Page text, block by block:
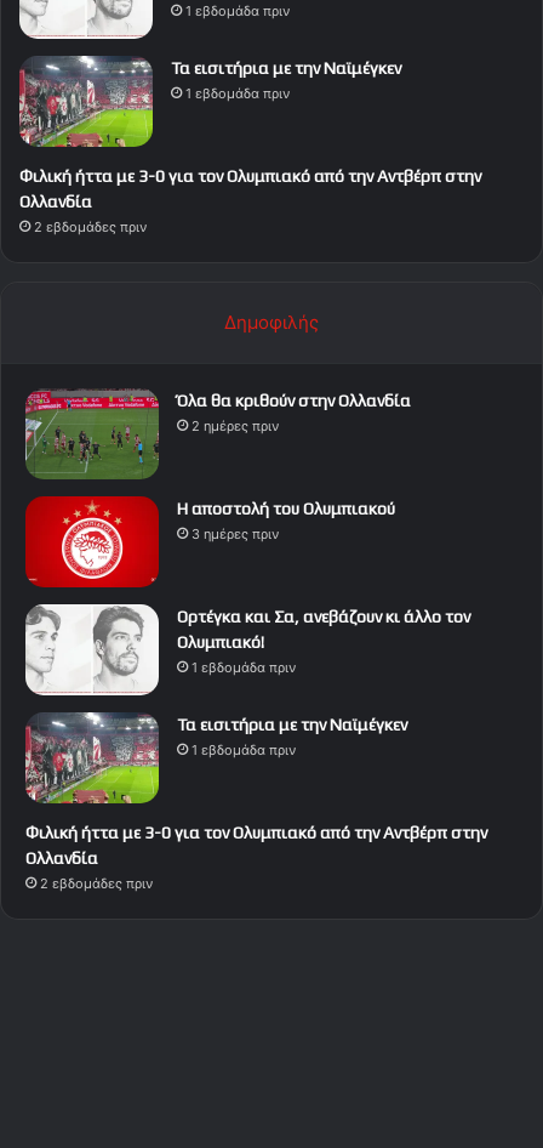
1 εβδομάδα πριν
Τα εισιτήρια με την Ναϊμέγκεν
1 εβδομάδα πριν
Φιλική ήττα με 3-0 για τον Ολυμπιακό από την Αντβέρπ στην
Ολλανδία
2 εβδομάδες πριν
Δημοφιλής
Όλα θα κριθούν στην Ολλανδία
2 ημέρες πριν
Η αποστολή του Ολυμπιακού
3 ημέρες πριν
Ορτέγκα και Σα, ανεβάζουν κι άλλο τον
Ολυμπιακό!
1 εβδομάδα πριν
Τα εισιτήρια με την Ναϊμέγκεν
1 εβδομάδα πριν
Φιλική ήττα με 3-0 για τον Ολυμπιακό από την Αντβέρπ στην
Ολλανδία
2 εβδομάδες πριν